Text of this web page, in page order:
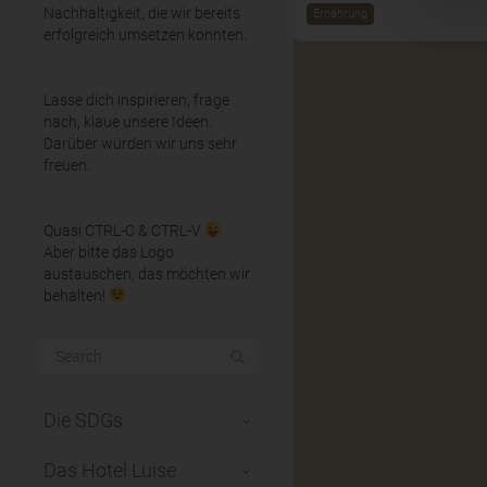
Nachhaltigkeit, die wir bereits
erfolgreich umsetzen konnten.
Lasse dich inspirieren, frage
nach, klaue unsere Ideen.
Darüber würden wir uns sehr
freuen.
Quasi CTRL-C & CTRL-V
Aber bitte das Logo
austauschen, das möchten wir
behalten!
Die SDGs
Das Hotel Luise
Ernährung